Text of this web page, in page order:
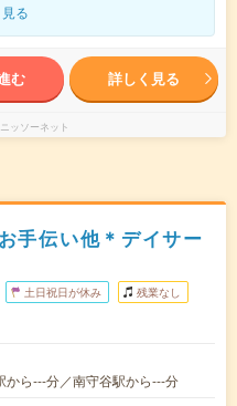
る
む 詳しく見る
ッソーネット
手伝い他＊デイサー
土日祝日が休み 残業なし
から---分／南守谷駅から---分